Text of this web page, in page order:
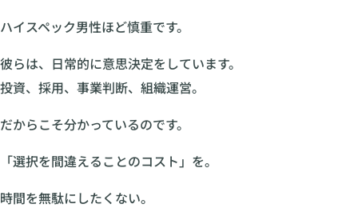
ハイスペック男性ほど慎重です。
彼らは、日常的に意思決定をしています。
投資、採用、事業判断、組織運営。
だからこそ分かっているのです。
「選択を間違えることのコスト」を。
時間を無駄にしたくない。